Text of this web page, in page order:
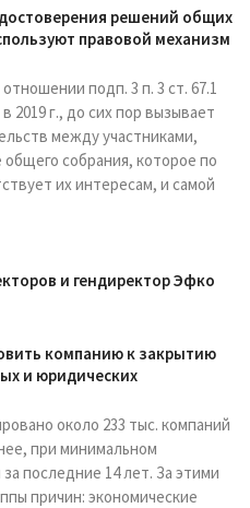
решений общих
правовой механизм
подп. 3 п. 3 ст. 67.1
г., до сих пор вызывает
между участниками,
собрания, которое по
их интересам, и самой
и гендиректор Эфко
компанию к закрытию
и юридических
около 233 тыс. компаний
при минимальном
последние 14 лет. За этими
причин: экономические